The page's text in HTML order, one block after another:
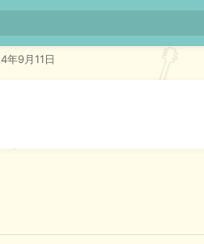
年9月11日